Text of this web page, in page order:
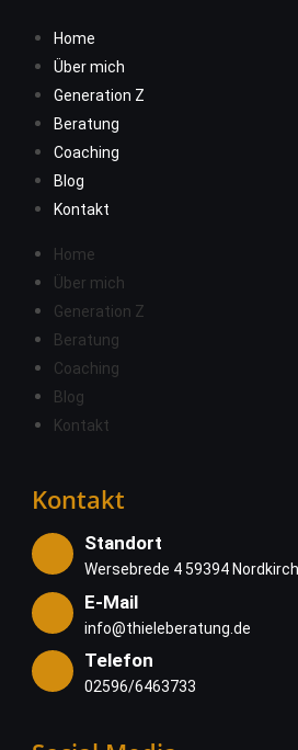
Home
Über mich
Generation Z
Beratung
Coaching
Blog
Kontakt
Home
Über mich
Generation Z
Beratung
Coaching
Blog
Kontakt
Kontakt
Standort
Wersebrede 4 59394
E-Mail
info@thieleberatung.de
Telefon
02596/6463733